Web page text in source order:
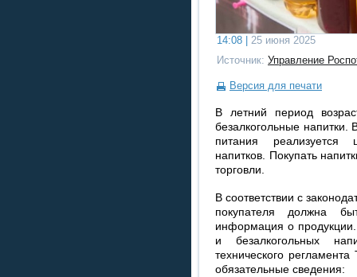
14:08 |
25 июня 2025
Источник: Управление
Версия для печати
В летний период
безалкогольные напитки.
питания реализуется
напитков. Покупать
торговли.
В соответствии с
покупателя должна
информация о продукции.
и безалкогольных
технического
обязательные сведения: